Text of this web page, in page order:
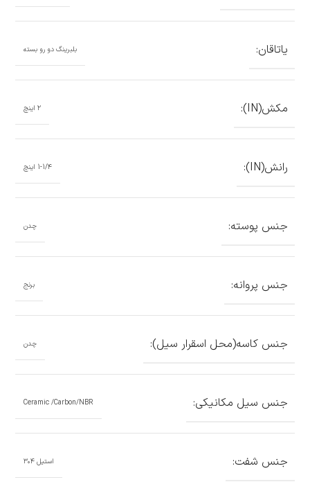
یاتاقان: بلبرینگ دو رو بسته
مکش(IN): ۲ اینچ
رانش(IN): 1-1/۴ اینچ
جنس پوسته: چدن
جنس پروانه: برنج
جنس کاسه(محل اسقرار سیل): چدن
جنس سیل مکانیکی: Ceramic /Carbon/NBR
جنس شفت: استیل ۳۰۴